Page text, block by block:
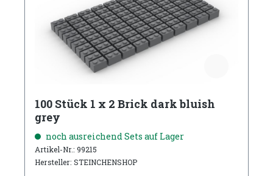
100 Stück 1 x 2 Brick dark bluish
grey
noch ausreichend Sets auf Lager
Artikel-Nr.: 99215
Hersteller: STEINCHENSHOP